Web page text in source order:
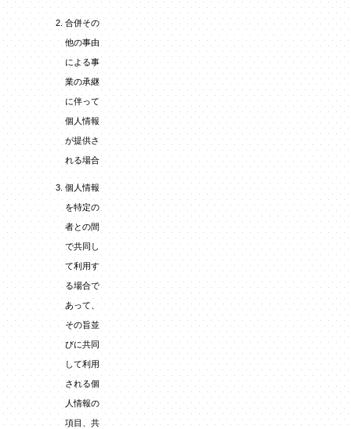
合併その
他の事由
による事
業の承継
に伴って
個人情報
が提供さ
れる場合
個人情報
を特定の
者との間
で共同し
て利用す
る場合で
あって、
その旨並
びに共同
して利用
される個
人情報の
項目、共